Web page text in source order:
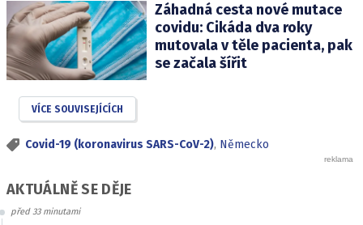
Záhadná cesta nové mutace
covidu: Cikáda dva roky
mutovala v těle pacienta, pak
se začala šířit
VÍCE SOUVISEJÍCÍCH
Covid-19 (koronavirus SARS-CoV-2), Německo
AKTUÁLNĚ SE DĚJE
před 33 minutami